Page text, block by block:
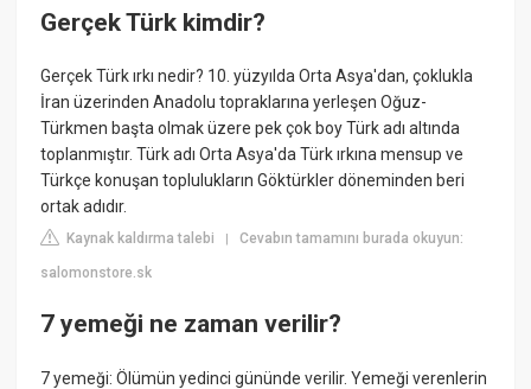
Gerçek Türk kimdir?
Gerçek Türk ırkı nedir? 10. yüzyılda Orta Asya'dan, çoklukla
İran üzerinden Anadolu topraklarına yerleşen Oğuz-
Türkmen başta olmak üzere pek çok boy Türk adı altında
toplanmıştır. Türk adı Orta Asya'da Türk ırkına mensup ve
Türkçe konuşan toplulukların Göktürkler döneminden beri
ortak adıdır.
Kaynak kaldırma talebi |Cevabın tamamını burada okuyun:
salomonstore.sk
7 yemeği ne zaman verilir?
7 yemeği: Ölümün yedinci gününde verilir. Yemeği verenlerin